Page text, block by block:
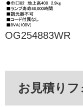
OG254883WR
お見積りフ